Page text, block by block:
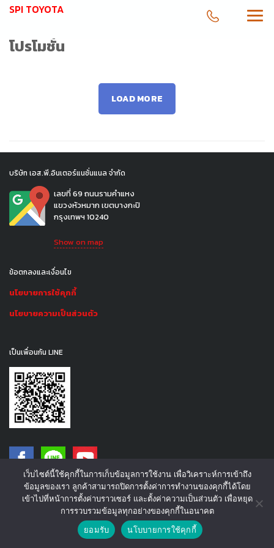
SPI TOYOTA
โปรโมชั่น
LOAD MORE
บริษัท เอส.พี.อินเตอร์แนชั่นแนล จำกัด
เลขที่ 69 ถนนรามคำแหง
แขวงหัวหมาก เขตบางกะปิ
กรุงเทพฯ 10240
Show on map
ข้อตกลงและเงื่อนไข
นโยบายการใช้คุกกี้
นโยบายความเป็นส่วนตัว
เป็นเพื่อนกัน LINE
©2016 - S.P. International Co.,Ltd. | All rights reserved.
เว็บไซต์นี้ใช้คุกกี้ในการเก็บข้อมูลการใช้งาน เพื่อวิเคราะห์การเข้าถึง
ข้อมูลของเรา ลูกค้าสามารถปิดการตั้งค่าการทำงานของคุกกี้ได้โดย
เข้าไปที่หน้าการตั้งค่าบราวเซอร์ และตั้งค่าความเป็นส่วนตัว เพื่อหยุด
การรวบรวมข้อมูลทุกอย่างของคุกกี้ในอนาคต
ยอมรับ
นโบบายการใช้คุกกี้